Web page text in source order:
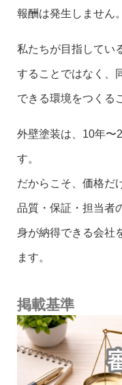
報酬は発生しません。
私たちが目指してい
することではなく、
できる環境をつくる
外壁塗装は、10年〜
す。
だからこそ、価格だ
品質・保証・担当者
身が納得できる会社
ます。
掲載基準